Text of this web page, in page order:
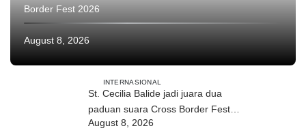
August 8, 2026
INTERNASIONAL
St. Cecilia Balide jadi juara dua
paduan suara Cross Border Fest
August 8, 2026